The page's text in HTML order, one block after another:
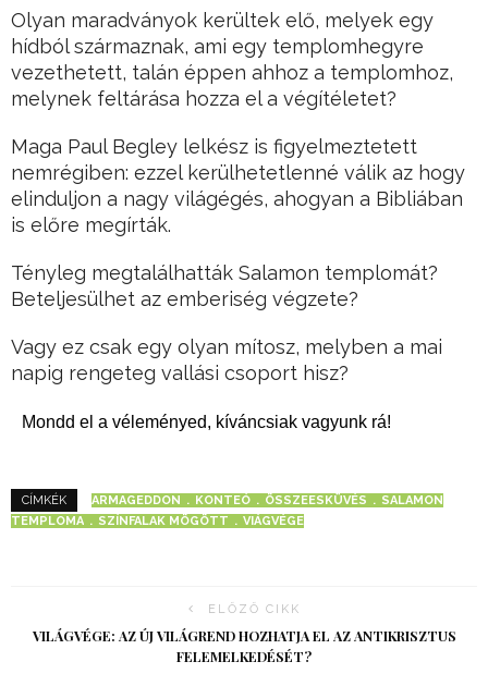
Olyan maradványok kerültek elő, melyek egy
hídból származnak, ami egy templomhegyre
vezethetett, talán éppen ahhoz a templomhoz,
melynek feltárása hozza el a végítéletet?
Maga Paul Begley lelkész is figyelmeztetett
nemrégiben: ezzel kerülhetetlenné válik az hogy
elinduljon a nagy világégés, ahogyan a Bibliában
is előre megírták.
Tényleg megtalálhatták Salamon templomát?
Beteljesülhet az emberiség végzete?
Vagy ez csak egy olyan mítosz, melyben a mai
napig rengeteg vallási csoport hisz?
Mondd el a véleményed, kíváncsiak vagyunk rá!
CÍMKÉK ARMAGEDDON KONTEÓ ÖSSZEESKÜVÉS
SALAMON
TEMPLOMA
SZÍNFALAK MÖGÖTT VIÁGVÉGE
ELŐZŐ CIKK
VILÁGVÉGE: AZ ÚJ VILÁGREND HOZHATJA EL AZ ANTIKRISZTUS
FELEMELKEDÉSÉT?